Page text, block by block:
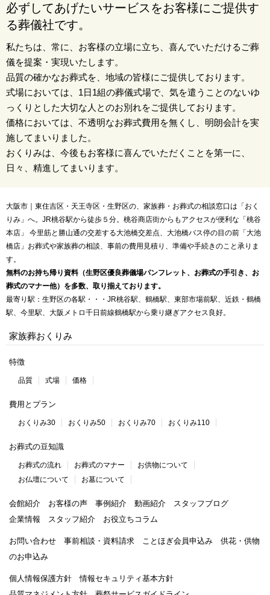
必ずしてあげたいサービスをお客様にご提供す
る葬儀社です。
私たちは、常に、お客様の立場に立ち、喜んでいただけるご葬
儀を提案・実現いたします。
品質の確かなお葬式を、地域の皆様にご提供しております。
式場においては、1日1組の葬儀式場で、気を遣うことのないゆ
っくりとした大切な人とのお別れをご提供しております。
価格においては、不透明なお葬式費用を無くし、明朗会計を実
施してまいりました。
おくりみは、今後もお客様に喜んでいただくことを第一に、
日々、精進してまいります。
大阪市｜東住吉区・天王寺区・生野区の、家族葬・お葬式の相談窓口は「おく
りみ」へ。JR桃谷駅から徒歩５分。桃谷商店街からもアクセスが便利な「桃谷
本店」 今里筋と勝山通の交差する大池橋交差点、大池橋バス停の目の前「大池
橋店」お葬式や家族葬の相談、事前の費用見積り、準備や手続きのこと承りま
す。
無料のお持ち帰り資料（生野区優良葬儀場パンフレット、お葬式の手引き、お
葬式のマナー他）を多数、取り揃えております。
最寄り駅：生野区の各駅・・・JR桃谷駅、鶴橋駅、東部市場前駅、近鉄・鶴橋
駅、今里駅、大阪メトロ千日前線鶴橋駅から乗り継ぎアクセス良好。
家族葬おくりみ
特徴
品質 式場 価格
費用とプラン
おくりみ30 おくりみ50 おくりみ70 おくりみ110
お葬式の豆知識
お葬式の流れ お葬式のマナー
お供物について
お仏壇について
お墓について
会館紹介 お客様の声 事例紹介 動画紹介
スタッフブログ
企業情報
スタッフ紹介 お役立ちコラム
お問い合わせ 事前相談・資料請求 ことほぎ会員申込み
供花・供物
のお申込み
個人情報保護方針
情報セキュリティ基本方針